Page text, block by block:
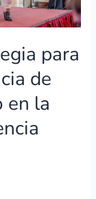
para
de
en la